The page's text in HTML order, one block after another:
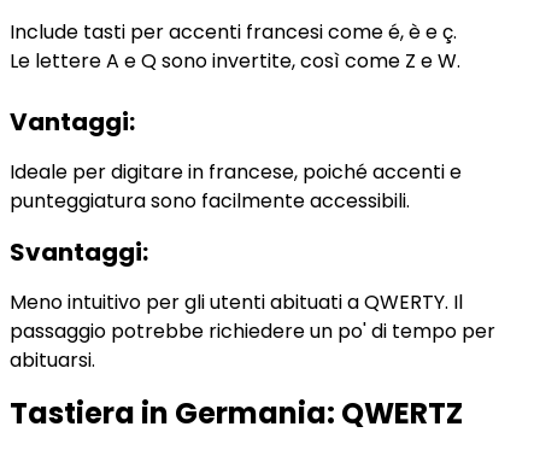
Include tasti per accenti francesi come é, è e ç.
Le lettere A e Q sono invertite, così come Z e W.
Vantaggi:
Ideale per digitare in francese, poiché accenti e
punteggiatura sono facilmente accessibili.
Svantaggi:
Meno intuitivo per gli utenti abituati a QWERTY. Il
passaggio potrebbe richiedere un po' di tempo per
abituarsi.
Tastiera in Germania: QWERTZ